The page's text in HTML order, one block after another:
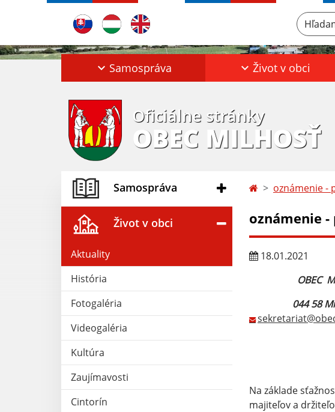
Hľadaný
Samospráva Život v obci
Oficiálne stránky
OBEC MILHOSŤ
Samospráva
Život v obci
Aktuality
História
Fotogaléria
Videogaléria
Kultúra
Zaujímavosti
Cintorín
oznámenie -
oznámenie -
18.01.2021
OBEC
044 58
Na základe
majiteľov a